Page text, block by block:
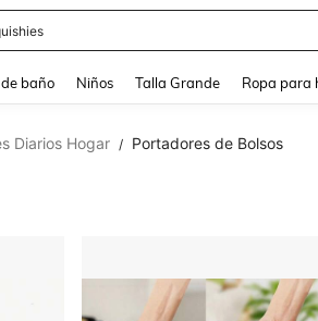
baño Niños Talla Grande Ropa para
Diarios Hogar / Portadores de Bolsos